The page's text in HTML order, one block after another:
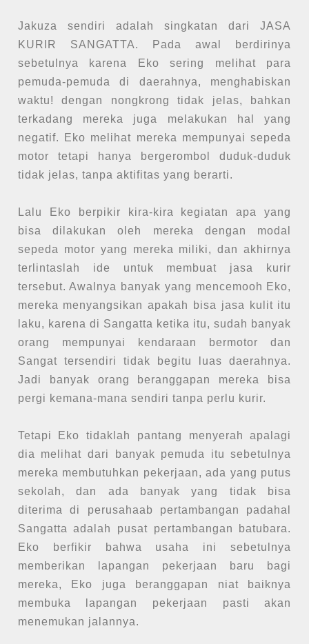
Jakuza sendiri adalah singkatan dari JASA
KURIR SANGATTA. Pada awal berdirinya
sebetulnya karena Eko sering melihat para
pemuda-pemuda di daerahnya, menghabiskan
waktu! dengan nongkrong tidak jelas, bahkan
terkadang mereka juga melakukan hal yang
negatif. Eko melihat mereka mempunyai sepeda
motor tetapi hanya bergerombol duduk-duduk
tidak jelas, tanpa aktifitas yang berarti.
Lalu Eko berpikir kira-kira kegiatan apa yang
bisa dilakukan oleh mereka dengan modal
sepeda motor yang mereka miliki, dan akhirnya
terlintaslah ide untuk membuat jasa kurir
tersebut. Awalnya banyak yang mencemooh Eko,
mereka menyangsikan apakah bisa jasa kulit itu
laku, karena di Sangatta ketika itu, sudah banyak
orang mempunyai kendaraan bermotor dan
Sangat tersendiri tidak begitu luas daerahnya.
Jadi banyak orang beranggapan mereka bisa
pergi kemana-mana sendiri tanpa perlu kurir.
Tetapi Eko tidaklah pantang menyerah apalagi
dia melihat dari banyak pemuda itu sebetulnya
mereka membutuhkan pekerjaan, ada yang putus
sekolah, dan ada banyak yang tidak bisa
diterima di perusahaab pertambangan padahal
Sangatta adalah pusat pertambangan batubara.
Eko berfikir bahwa usaha ini sebetulnya
memberikan lapangan pekerjaan baru bagi
mereka, Eko juga beranggapan niat baiknya
membuka lapangan pekerjaan pasti akan
menemukan jalannya.